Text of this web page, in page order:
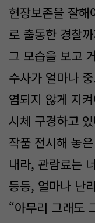
현장보존을 잘해
로 출동한 경찰
그 모습을 보고
수사가 얼마나
염되지 않게 지
시체 구경하고
작품 전시해 놓
내라, 관람료는
등등, 얼마나 난
“아무리 그래도